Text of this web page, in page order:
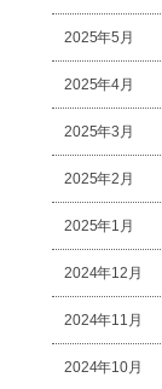
2025年5月
2025年4月
2025年3月
2025年2月
2025年1月
2024年12月
2024年11月
2024年10月